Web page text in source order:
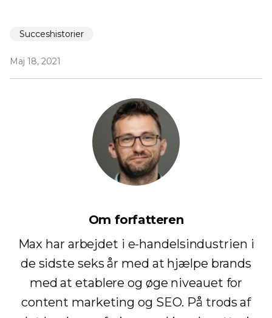
Succeshistorier
Maj 18, 2021
Om forfatteren
Max har arbejdet i e-handelsindustrien i
de sidste seks år med at hjælpe brands
med at etablere og øge niveauet for
content marketing og SEO. På trods af